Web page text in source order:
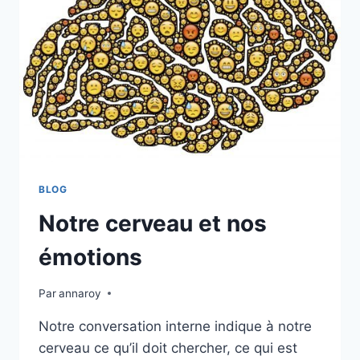
BLOG
Notre cerveau et nos
émotions
Parannaroy
Notre conversation interne indique à notre
cerveau ce qu’il doit chercher, ce qui est